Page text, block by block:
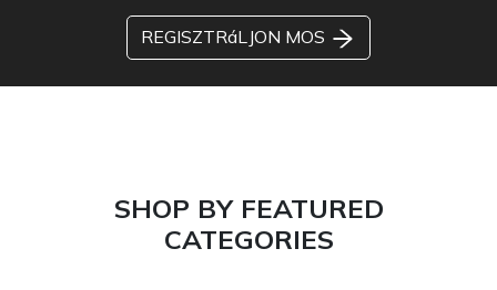
REGISZTRáLJON MOS
SHOP BY FEATURED
CATEGORIES